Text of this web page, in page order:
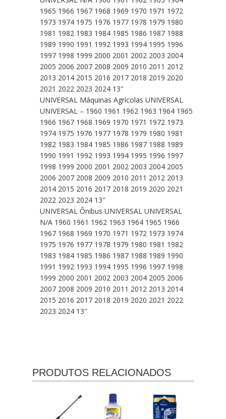
1965 1966 1967 1968 1969 1970 1971 1972
1973 1974 1975 1976 1977 1978 1979 1980
1981 1982 1983 1984 1985 1986 1987 1988
1989 1990 1991 1992 1993 1994 1995 1996
1997 1998 1999 2000 2001 2002 2003 2004
2005 2006 2007 2008 2009 2010 2011 2012
2013 2014 2015 2016 2017 2018 2019 2020
2021 2022 2023 2024 13″
UNIVERSAL Máquinas Agrícolas UNIVERSAL
UNIVERSAL – 1960 1961 1962 1963 1964 1965
1966 1967 1968 1969 1970 1971 1972 1973
1974 1975 1976 1977 1978 1979 1980 1981
1982 1983 1984 1985 1986 1987 1988 1989
1990 1991 1992 1993 1994 1995 1996 1997
1998 1999 2000 2001 2002 2003 2004 2005
2006 2007 2008 2009 2010 2011 2012 2013
2014 2015 2016 2017 2018 2019 2020 2021
2022 2023 2024 13″
UNIVERSAL Ônibus UNIVERSAL UNIVERSAL
N/A 1960 1961 1962 1963 1964 1965 1966
1967 1968 1969 1970 1971 1972 1973 1974
1975 1976 1977 1978 1979 1980 1981 1982
1983 1984 1985 1986 1987 1988 1989 1990
1991 1992 1993 1994 1995 1996 1997 1998
1999 2000 2001 2002 2003 2004 2005 2006
2007 2008 2009 2010 2011 2012 2013 2014
2015 2016 2017 2018 2019 2020 2021 2022
2023 2024 13″
PRODUTOS RELACIONADOS